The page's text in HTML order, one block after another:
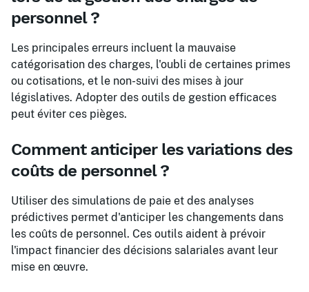
personnel ?
Les principales erreurs incluent la mauvaise
catégorisation des charges, l'oubli de certaines primes
ou cotisations, et le non-suivi des mises à jour
législatives. Adopter des outils de gestion efficaces
peut éviter ces pièges.
Comment anticiper les variations des
coûts de personnel ?
Utiliser des simulations de paie et des analyses
prédictives permet d'anticiper les changements dans
les coûts de personnel. Ces outils aident à prévoir
l'impact financier des décisions salariales avant leur
mise en œuvre.